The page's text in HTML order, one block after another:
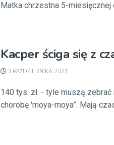
Matka chrzestna 5-
Kacper ściga się z
3 PAŹDZIERNIKA 2021
140 tys. zł. - tyle muszą
chorobę 'moya-moya”. Mają